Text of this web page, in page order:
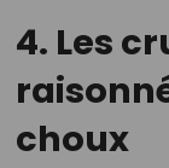
4. Les
choux